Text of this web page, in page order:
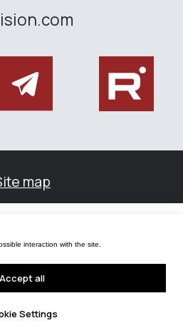
наилучшего взаимодействия с
Принять все
Cookie
interaction with the site.
Accept all
Settings